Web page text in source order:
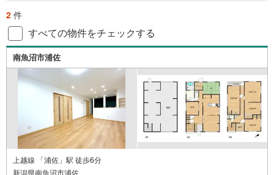
2 件
すべての物件をチェックする
南魚沼市浦佐
上越線 「浦佐」駅 徒歩6分
新潟県南魚沼市浦佐